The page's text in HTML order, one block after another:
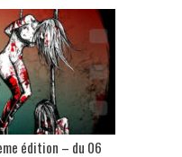
édition – du 06